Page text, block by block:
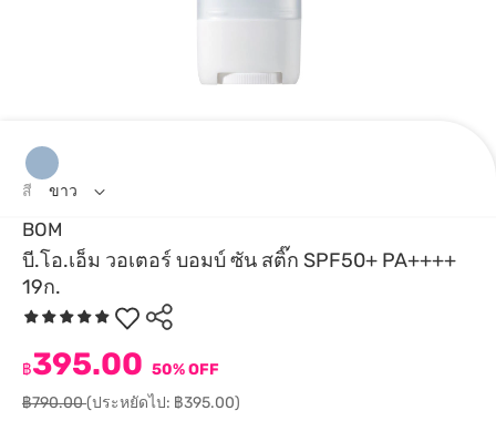
BOM
บี.โอ.เอ็ม วอเตอร์ บอมบ์ ซัน สติ๊ก SPF50+ PA++++
19ก.
฿395.00 50% OFF
฿790.00(ประหยัดไป: ฿395.00)
สี ขาว